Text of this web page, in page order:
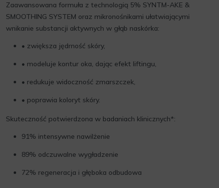
Zaawansowana formuła z technologią 5% SYNTM-AKE &
SMOOTHING SYSTEM oraz mikronośnikami ułatwiającymi
wnikanie substancji aktywnych w głąb naskórka:
• zwiększa jędrność skóry,
• modeluje kontur oka, dając efekt liftingu,
• redukuje widoczność zmarszczek,
• poprawia koloryt skóry.
Skuteczność potwierdzona w badaniach klinicznych*:
91% intensywne nawilżenie
89% odczuwalne wygładzenie
72% regeneracja i głęboka odbudowa